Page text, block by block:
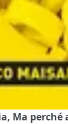
Ma perché